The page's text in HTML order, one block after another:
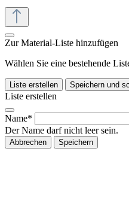
Zur Material-Liste hinzufügen
Wählen Sie eine bestehende
Liste erstellen Speichern und
Liste erstellen
Name*
Der Name darf nicht leer sein.
Abbrechen Speichern